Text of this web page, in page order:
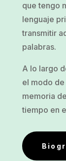
que tengo
lenguaje
transmitir
palabras.
A lo largo
el modo
memoria
tiempo en